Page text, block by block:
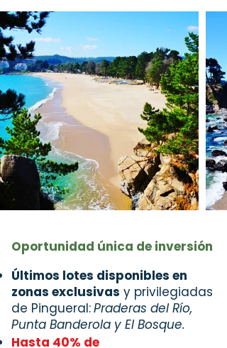
Oportunidad única de inversión
Últimos lotes disponibles en
zonas exclusivas y privilegiadas
de Pingueral:Praderas del Río,
Punta Banderola y El Bosque.
Hasta 40% de